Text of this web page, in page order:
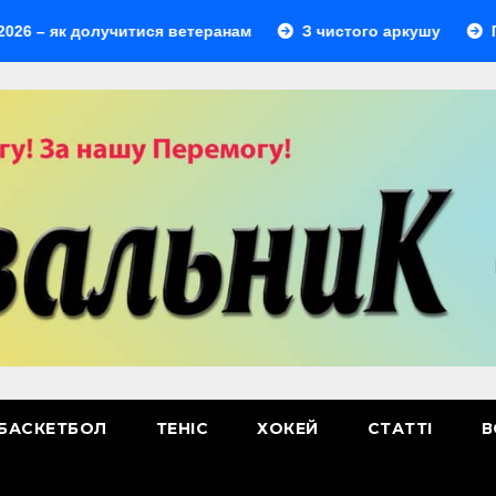
ветеранам З чистого аркушу Перший
ТЕНІС ХОКЕЙ СТАТТІ